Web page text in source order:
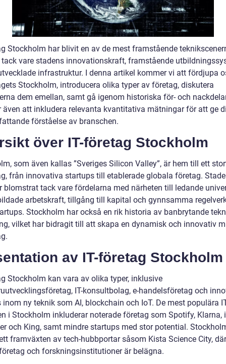
Stockholm har blivit en av de mest framstående
tack vare stadens innovationskraft, framstående
infrastruktur. I denna artikel kommer vi att fördjupa
Stockholm, introducera olika typer av företag, diskutera
dem emellan, samt gå igenom historiska för- och
även att inkludera relevanta kvantitativa mätningar för att ge
förståelse av branschen.
över IT-företag Stockholm
som även kallas ”Sveriges Silicon Valley”, är hem till ett
från innovativa startups till etablerade globala företag.
blomstrat tack vare fördelarna med närheten till ledande
arbetskraft, tillgång till kapital och gynnsamma
Stockholm har också en rik historia av banbrytande
vilket har bidragit till att skapa en dynamisk och innovativ
av IT-företag Stockholm
Stockholm kan vara av olika typer, inklusive
IT-konsultbolag, e-handelsföretag och
ny teknik som AI, blockchain och IoT. De mest populära
i Stockholm inkluderar noterade företag som Spotify, Klarna,
och King, samt mindre startups med stor potential.
framväxten av tech-hubbportar såsom Kista Science City,
och forskningsinstitutioner är belägna.